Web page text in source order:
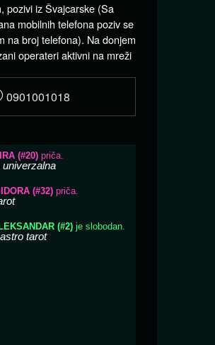
pozivi iz Švajcarske (Sa
mobilnih telefona poziv se
na broj telefona). Na donjem
operateri aktivni na mreži
0901001018